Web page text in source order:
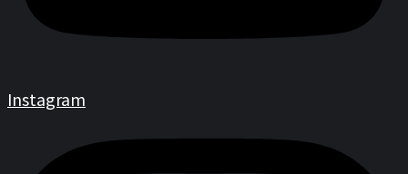
Instagram